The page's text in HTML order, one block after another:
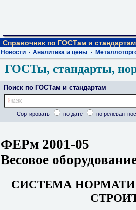
Справочник по ГОСТам и стандартам
Новости Аналитика и цены
ГОСТы, стандарты,
Поиск по ГОСТам и стандартам
Сортировать по дате по
ФЕРм 2001-05
Весовое
СИСТЕМА НОРМ